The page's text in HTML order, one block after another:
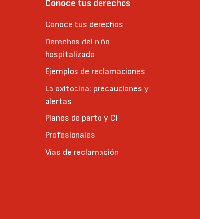
Conoce tus derechos
Conoce tus derechos
Derechos del niño
hospitalizado
Ejemplos de reclamaciones
La oxitocina: precauciones y
alertas
Planes de parto y CI
Profesionales
Vías de reclamación